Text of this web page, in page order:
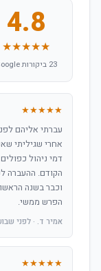
4.8
★★★★★
23 ביקורות Google
★★★★★
עברתי אליהם
אחרי שגיליתי
דמי ניהול
הקודם. ההעברה
וכבר בשנה
הפרש ממשי.
אמיר ד. · לפני
★★★★★